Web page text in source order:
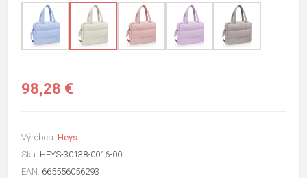
98,28 €
Výrobca: Heys
Sku: HEYS-30138-0016-00
EAN: 665556056293